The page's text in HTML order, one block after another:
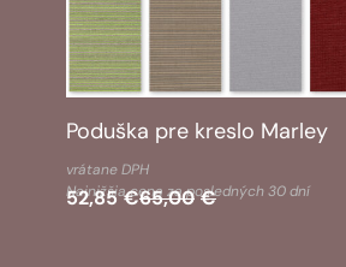
Poduška pre kreslo Marley
65,00 €
52,85 €
vrátane DPH
Najnižšia cena za posledných 30 dní